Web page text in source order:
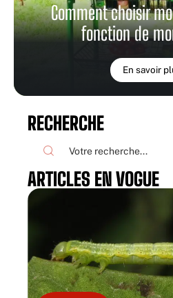
Comment choisir
fonction de
En savoir
RECHERCHE
ARTICLES EN VOGUE